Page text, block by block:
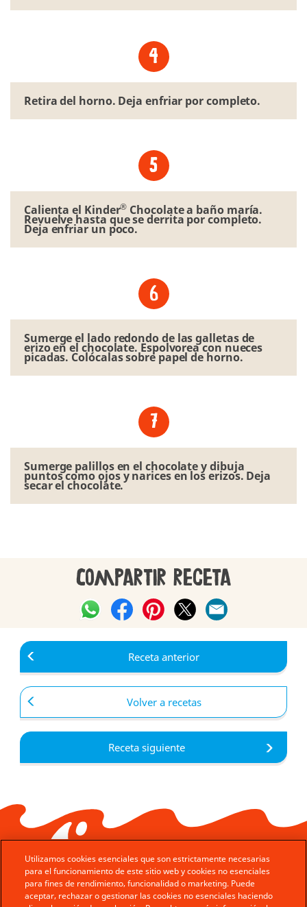
Retira del horno. Deja enfriar por completo.
Calienta el Kinder® Chocolate a baño maría.
Revuelve hasta que se derrita por completo.
Deja enfriar un poco.
Sumerge el lado redondo de las galletas de
erizo en el chocolate. Espolvorea con nueces
picadas. Colócalas sobre papel de horno.
Sumerge palillos en el chocolate y dibuja
puntos como ojos y narices en los erizos. Deja
secar el chocolate.
Compartir receta
Receta anterior
Volver a recetas
Receta siguiente
Utilizamos cookies esenciales que son estrictamente necesarias
para el funcionamiento de este sitio web y cookies no esenciales
para fines de rendimiento, funcionalidad o marketing. Puede
aceptar, rechazar o gestionar las cookies no esenciales haciendo